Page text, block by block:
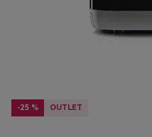
-25 % OUTLET